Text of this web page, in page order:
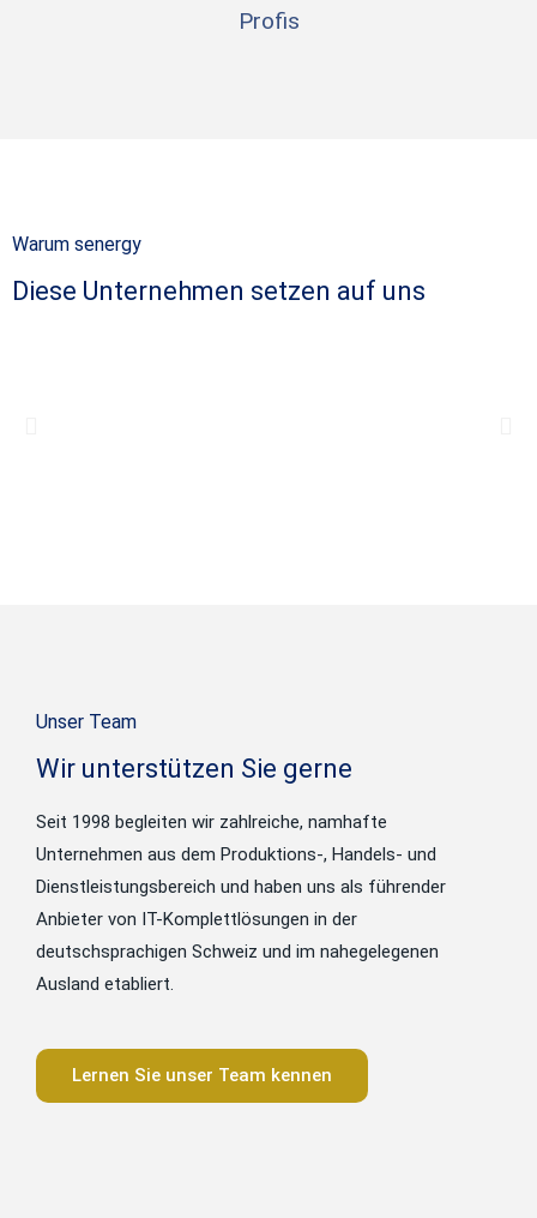
Profis
Warum senergy
Diese Unternehmen setzen auf uns
Unser Team
Wir unterstützen Sie gerne
Seit 1998 begleiten wir zahlreiche, namhafte
Unternehmen aus dem Produktions-, Handels- und
Dienstleistungsbereich und haben uns als führender
Anbieter von IT-Komplettlösungen in der
deutschsprachigen Schweiz und im nahegelegenen
Ausland etabliert.
Lernen Sie unser Team kennen